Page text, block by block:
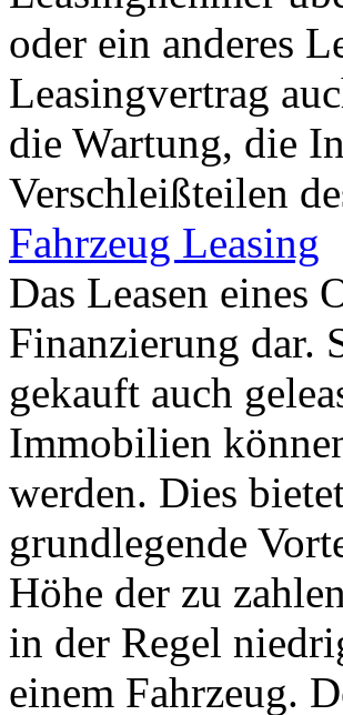
oder ein anderes
Leasingvertrag
die Wartung, die
Verschleißteilen
Fahrzeug Leasing
Das Leasen eines
Finanzierung dar.
gekauft auch
Immobilien
werden. Dies
grundlegende
Höhe der zu
in der Regel
einem Fahrzeug.